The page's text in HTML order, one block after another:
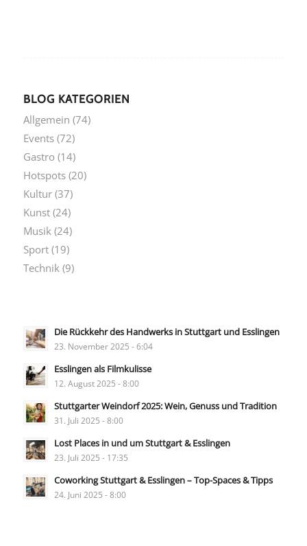
BLOG KATEGORIEN
Allgemein (74)
Events(72)
Gastro (14)
Hotspots(20)
Kultur(37)
Kunst(24)
Musik (24)
Sport(19)
Technik (9)
Die Rückkehr des Handwerks in Stuttgart und Esslingen
23. November 2025 - 6:04
Esslingen als Filmkulisse
12. August 2025 - 8:00
Stuttgarter Weindorf 2025: Wein, Genuss und Tradition
31. Juli 2025 - 8:00
Lost Places in und um Stuttgart & Esslingen
23. Juli 2025 - 17:35
Coworking Stuttgart & Esslingen – Top-Spaces & Tipps
24. Juni 2025 - 8:00